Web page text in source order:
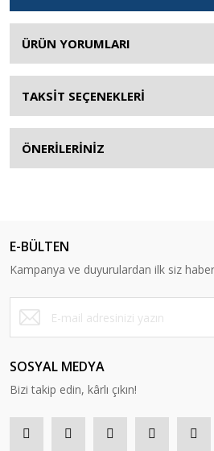
ÜRÜN YORUMLARI
TAKSİT SEÇENEKLERİ
ÖNERİLERİNİZ
E-BÜLTEN
Kampanya ve duyurulardan ilk siz
SOSYAL MEDYA
Bizi takip edin, kârlı çıkın!